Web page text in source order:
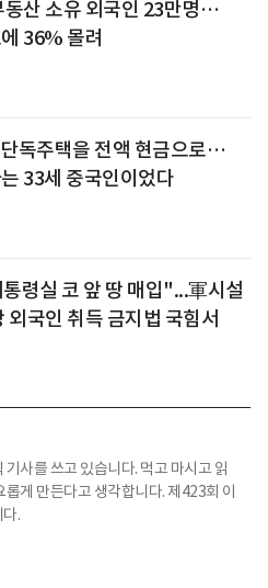
동산 소유 외국인 23만명…
36% 몰려
독주택을 전액 현금으로…
33세 중국인이었다
령실 코 앞 땅 매입"...軍시설
외국인 취득 금지법 국힘서
사를 쓰고 있습니다. 먹고 마시고 읽
게 만든다고 생각합니다. 제423회 이
.